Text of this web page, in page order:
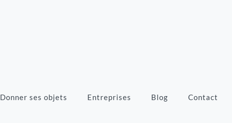
Donner ses objets Entreprises Blog Contact